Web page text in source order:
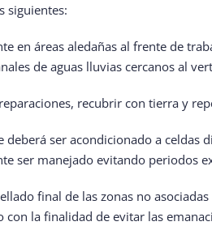
siguientes:
en áreas aledañas al frente de
de aguas lluvias cercanos al
recubrir con tierra y
ser acondicionado a celdas
ser manejado evitando periodos
final de las zonas no
la finalidad de evitar las